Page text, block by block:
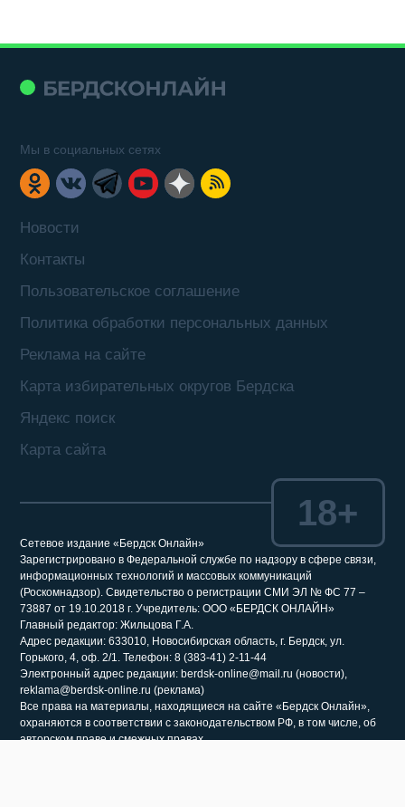
Новости
Контакты
Пользовательское соглашение
Политика обработки персональных данных
Реклама на сайте
Карта избирательных округов Бердска
Яндекс поиск
Карта сайта
Мы в социальных сетях
Сетевое издание «Бердск Онлайн»
Зарегистрировано в Федеральной службе по надзору в сфере связи,
информационных технологий и массовых коммуникаций
(Роскомнадзор). Свидетельство о регистрации СМИ ЭЛ № ФС 77 –
73887 от 19.10.2018 г. Учредитель: ООО «БЕРДСК ОНЛАЙН»
Главный редактор: Жильцова Г.А.
Адрес редакции: 633010, Новосибирская область, г. Бердск, ул.
Горького, 4, оф. 2/1. Телефон: 8 (383-41) 2-11-44
Электронный адрес редакции: berdsk-online@mail.ru (новости),
reklama@berdsk-online.ru (реклама)
Все права на материалы, находящиеся на сайте «Бердск Онлайн»,
охраняются в соответствии с законодательством РФ, в том числе, об
авторском праве и смежных правах.
18+